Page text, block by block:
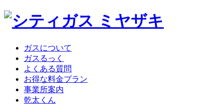
ガスについて
ガスるっく
よくある質問
お得な料金プラン
事業所案内
乾太くん